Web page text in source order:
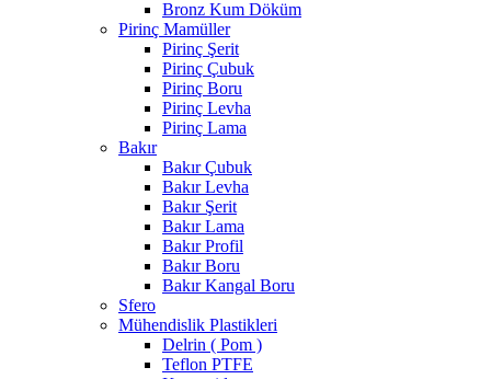
Bronz Kum Döküm
Pirinç Mamüller
Pirinç Şerit
Pirinç Çubuk
Pirinç Boru
Pirinç Levha
Pirinç Lama
Bakır
Bakır Çubuk
Bakır Levha
Bakır Şerit
Bakır Lama
Bakır Profil
Bakır Boru
Bakır Kangal Boru
Sfero
Mühendislik Plastikleri
Delrin ( Pom )
Teflon PTFE